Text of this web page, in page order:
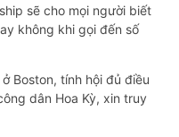
sẽ cho mọi người biết
không khi gọi đến số
Boston, tính hội đủ điều
dân Hoa Kỳ, xin truy